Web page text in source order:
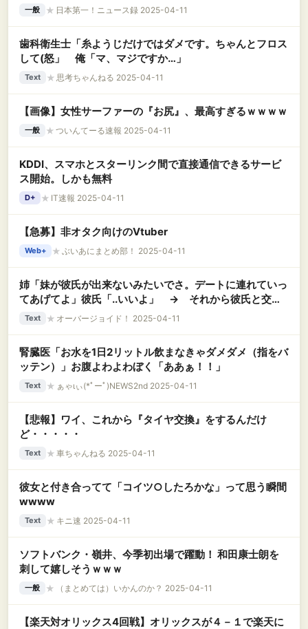
一般 ★ 日本第一！ニュース録 2025-04-11
歯科衛生士「糸ようじだけではダメです。ちゃんとフロス
して(怒」 俺「マ、マジですか…」
Text ★ 思考ちゃんねる 2025-04-11
【画像】女性サーファーの『お尻』、最高すぎるｗｗｗｗ
一般 ★ ついんてーる速報 2025-04-11
KDDI、スマホとスターリンク間で直接通信できるサービ
ス開始。しかも無料
D+ ★ IT速報 2025-04-11
【急募】非オタク向けのVtuber
Web+ ★ ぶいあにまとめ部！ 2025-04-11
姉「妹が彼氏が出来ないみたいでさ。デートに連れていっ
てあげてよ」彼氏「..いいよ」 → それから彼氏と交際
して3年。おかげで私もキレイになって、告白されるよう
Text ★ オーバージョイド！ 2025-04-11
腎臓医「お水を1日2リットル飲まなきゃダメダメ（指をバ
ッテン）」お腹よわよわぼく「ああぁ！！」
Text ★ ぁゃιぃ(*ﾟーﾟ)NEWS2nd 2025-04-11
【悲報】ワイ、これから『タイヤ交換』をするんだけ
ど・・・・・
Text ★ 車ちゃんねる 2025-04-11
彼女と付き合ってて「コイツ○したろかな」って思う瞬間
wwww
Text ★ キニ速 2025-04-11
ソフトバンク・嶺井、今季初出場で躍動！ 和田康士朗を
刺して嬉しそうｗｗｗ
一般 ★ （まとめては）いかんのか？ 2025-04-11
【楽天対オリックス4回戦】オリックスが４－１で楽天に